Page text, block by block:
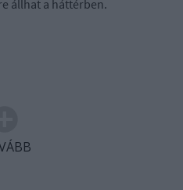
állhat a háttérben.